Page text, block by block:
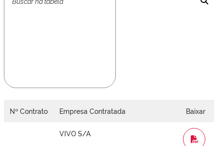
Nº Contrato Empresa Contratada Baixar
VIVO S/A
WORD